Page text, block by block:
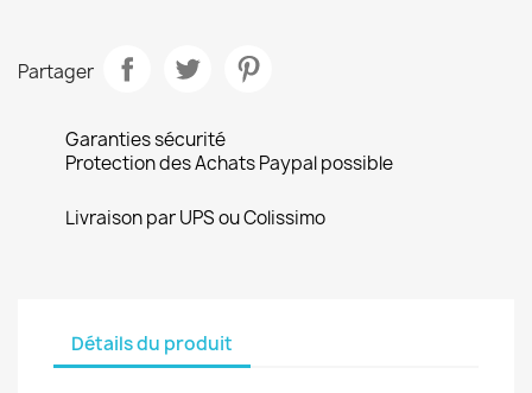
Partager
Garanties sécurité
Protection des Achats Paypal possible
Livraison par UPS ou Colissimo
Détails du produit